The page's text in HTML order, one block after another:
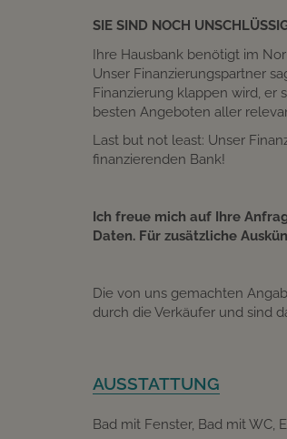
SIE SIND NOCH
Ihre Hausbank benötigt im
Unser Finanzierungspartner
Finanzierung klappen wird, er
besten Angeboten aller
Last but not least: Unser
finanzierenden Bank!
Ich freue mich auf Ihre
Daten. Für zusätzliche
Die von uns gemachten
durch die Verkäufer und sind
AUSSTATTUNG
Bad mit Fenster Bad mit WC